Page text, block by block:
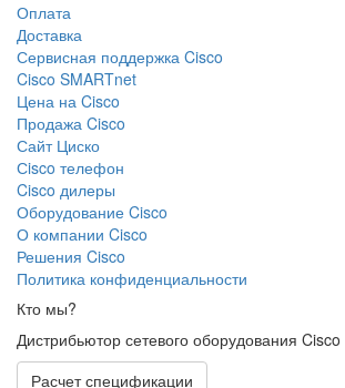
Оплата
Доставка
Сервисная поддержка Cisco
Cisco SMARTnet
Цена на Cisco
Продажа Cisco
Сайт Циско
Сisco телефон
Cisco дилеры
Оборудование Cisco
О компании Cisco
Решения Cisco
Политика конфиденциальности
Кто мы?
Дистрибьютор сетевого оборудования Cisco
Расчет спецификации